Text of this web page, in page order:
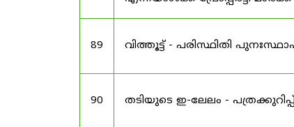
89 വിത്തൂട്ട് - പരിസ്ഥിതി
90 തടിയുടെ ഇ-ലേലം -